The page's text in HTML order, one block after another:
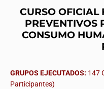
CURSO OFICIAL
PREVENTIVOS
CONSUMO
GRUPOS EJECUTADOS: 147
Participantes)